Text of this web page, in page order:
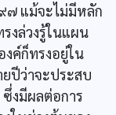
๗ แม้จะไม่มีหลัก
งล่วงรู้ในแผน
ค์ก็ทรงอยู่ใน
ปีว่าจะประสบ
งมีผลต่อการ